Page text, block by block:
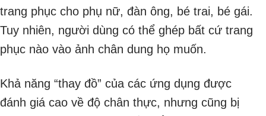
trang phục cho phụ nữ, đàn ông, bé trai, bé gái.
Tuy nhiên, người dùng có thể ghép bất cứ trang
phục nào vào ảnh chân dung họ muốn.
Khả năng “thay đồ” của các ứng dụng được
đánh giá cao về độ chân thực, nhưng cũng bị